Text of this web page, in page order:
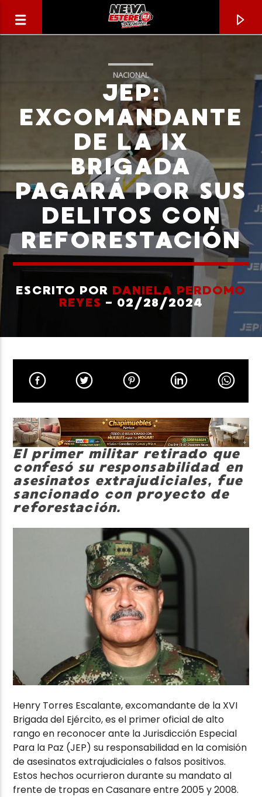
CANCIÓN ACTUAL
TÍTULO
ARTISTA
NACIONAL
JEP:
EXCOMANDANTE
DE LA IX
BRIGADA
PAGARÁ POR SUS
DELITOS CON
REFORESTACIÓN
ESCRITO POR DANIELA PERDOMO
REYES - 02/28/2024
El primer militar retirado que
confesó su responsabilidad en
asesinatos extrajudiciales, fue
sancionado con proyecto de
reforestación.
Henry Torres Escalante, excomandante de la XVI
Brigada del Ejército, es el primer oficial de alto
rango en reconocer ante la Jurisdicción Especial
Para la Paz (JEP) su responsabilidad en la comisión
de asesinatos extrajudiciales o falsos positivos.
Estos hechos ocurrieron durante su mandato al
frente de tropas en Casanare entre 2005 y 2008.